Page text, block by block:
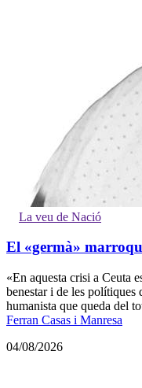
La veu de Nació
El «germà»
«En aquesta crisi a Ceuta
benestar i de les
humanista que queda del
Ferran Casas i Manresa
04/08/2026